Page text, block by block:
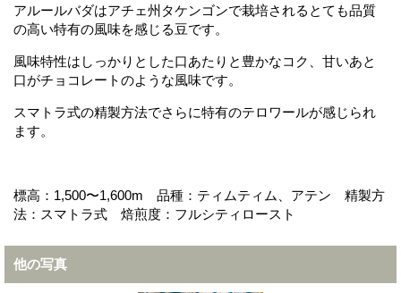
アルールバダはアチェ州タケンゴンで栽培されるとても品質
の高い特有の風味を感じる豆です。
風味特性はしっかりとした口あたりと豊かなコク、甘いあと
口がチョコレートのような風味です。
スマトラ式の精製方法でさらに特有のテロワールが感じられ
ます。
標高：1,500〜1,600m 品種：ティムティム、アテン 精製方
法：スマトラ式 焙煎度：フルシティロースト
他の写真